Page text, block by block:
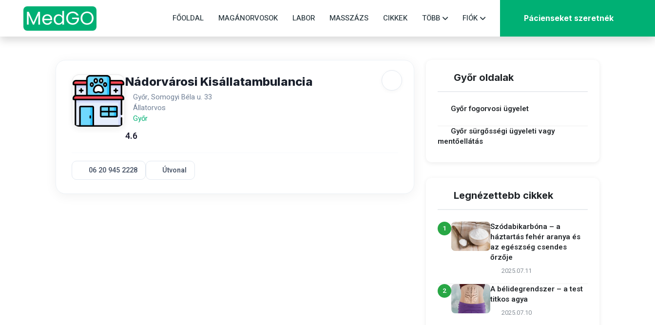
FŐOLDAL MAGÁNORVOSOK LABOR MASSZÁZS CIKKEK TÖBB FIÓK Pácienseket szeretnék
Nádorvárosi Kisállatambulancia
Győr, Somogyi Béla u. 33
Állatorvos
Győr
4.6
06 20 945 2228 Útvonal
Győr oldalak
Győr fogorvosi ügyelet
Győr sürgősségi ügyeleti vagy
mentőellátás
Legnézettebb cikkek
1
Szódabikarbóna – a
háztartás fehér aranya és
az egészség csendes
őrzője
2025.07.11
2
A bélidegrendszer – a test
titkos agya
2025.07.10